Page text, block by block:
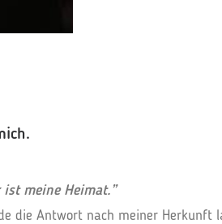
ist meine Heimat.”
die Antwort nach meiner Herkunft